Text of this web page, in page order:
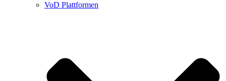
VoD Plattformen